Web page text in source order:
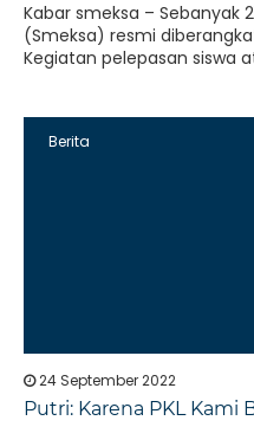
Kabar smeksa – Sebanyak
(Smeksa) resmi
Kegiatan pelepasan siswa
Berita
24 September 2022
Putri: Karena PKL Kami